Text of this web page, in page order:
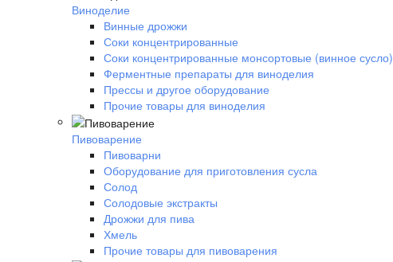
Виноделие
Винные дрожжи
Соки концентрированные
Соки концентрированные монсортовые (винное сусло)
Ферментные препараты для виноделия
Прессы и другое оборудование
Прочие товары для виноделия
Пивоварение
Пивоварни
Оборудование для приготовления сусла
Солод
Солодовые экстракты
Дрожжи для пива
Хмель
Прочие товары для пивоварения